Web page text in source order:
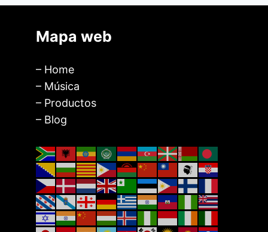
Mapa web
– Home
– Música
– Productos
– Blog